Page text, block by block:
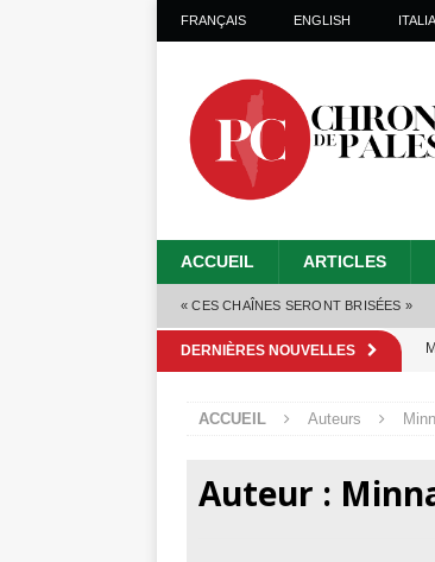
FRANÇAIS ENGLISH
ACCUEIL ARTICLES
« CES CHAÎNES SERONT BRISÉES »
DERNIÈRES NOUVELLES
ACCUEIL Auteurs
Auteur :